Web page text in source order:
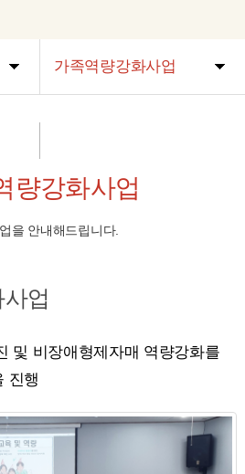
가족역량강화사업
량강화사업
을 안내해드립니다.
업
및 비장애형제자매 역량강화를
진행